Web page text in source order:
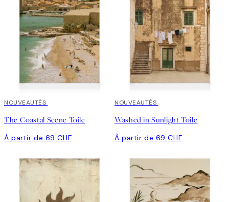
NOUVEAUTÉS
The Coastal Scene Toile
À partir de 69 CHF
NOUVEAUTÉS
Washed in Sunlight Toile
À partir de 69 CHF